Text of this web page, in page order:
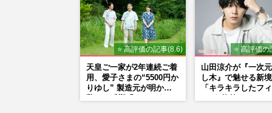
⭐ 高評価の記事(8.6)
天皇ご一家が2年連続ご着
用、愛子さまの“5500円か
りゆし” 製造元が明かす
⭐ 高評価
山田涼介が『一次
し木』で魅せる新
「キラキラしたフ